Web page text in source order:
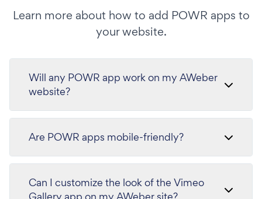
Learn more about how to add POWR apps to
your website.
Will any POWR app work on my AWeber
website?
Are POWR apps mobile-friendly?
Can I customize the look of the Vimeo